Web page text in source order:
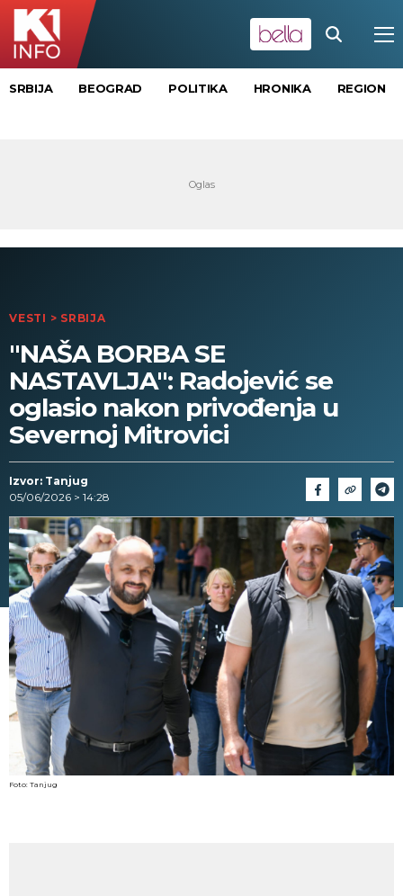
SRBIJA BEOGRAD POLITIKA HRONIKA REGION
VESTI > SRBIJA
"NAŠA BORBA SE
NASTAVLJA": Radojević se
oglasio nakon privođenja u
Severnoj Mitrovici
Izvor: Tanjug
05/06/2026 > 14:28
Foto: Tanjug